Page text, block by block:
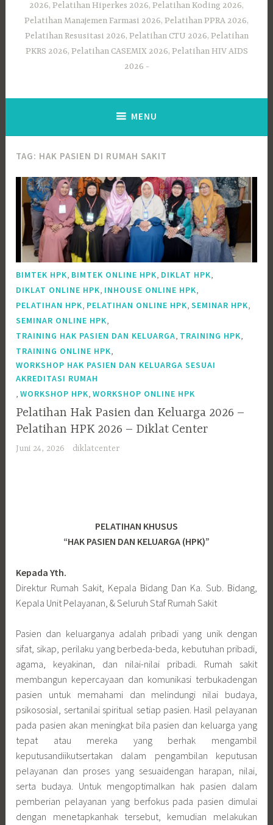
2026, Pelatihan Hiperkes 2026, Pelatihan Koding 2026,
Pelatihan Manajemen Farmasi 2026, Pelatihan PPRA 2026,
Pelatihan Resusitasi 2026, Pelatihan CTU 2026, Pelatihan
PKRS 2026, Pelatihan CASEMIX 2026, Pelatihan HIV AIDS
2026
MENU
TAG: HAK PASIEN DI RUMAH SAKIT
BIMTEK HPK BIMTEK ONLINE HPK DIKLAT HPK
DIKLAT ONLINE HPK INHOUSE ONLINE HPK
PELATIHAN HPK PELATIHAN ONLINE HPK ,SEMINAR HPK
SEMINAR ONLINE HPK
TRAINING HAK PASIEN DAN KELUARGA TRAINING HPK
TRAINING ONLINE HPK
WORKSHOP HAK PASIEN DAN KELUARGA SESUAI
AKREDITASI RUMAH
,WORKSHOP HPK ,WORKSHOP ONLINE HPK
Pelatihan Hak Pasien dan Keluarga 2026 –
Pelatihan HPK 2026 – Diklat Center
Juni 24, 2026 diklatcenter
PELATIHAN KHUSUS
“HAK PASIEN DAN KELUARGA (HPK)”
Kepada Yth.
Direktur Rumah Sakit, Kepala Bidang Dan Ka. Sub. Bidang,
Kepala Unit Pelayanan, & Seluruh Staf Rumah Sakit
Pasien dan keluarganya adalah pribadi yang unik dengan
sifat, sikap, perilaku yang berbeda-beda, kebutuhan pribadi,
agama, keyakinan, dan nilai-nilai pribadi. Rumah sakit
membangun kepercayaan dan komunikasi terbukadengan
pasien untuk memahami dan melindungi nilai budaya,
psikososial, sertanilai spiritual setiap pasien. Hasil pelayanan
pada pasien akan meningkat bila pasien dan keluarga yang
tepat atau mereka yang berhak mengambil
keputusandiikutsertakan dalam pengambilan keputusan
pelayanan dan proses yang sesuaidengan harapan, nilai,
serta budaya. Untuk mengoptimalkan hak pasien dalam
pemberian pelayanan yang berfokus pada pasien dimulai
dengan menetapkanhak tersebut, kemudian melakukan